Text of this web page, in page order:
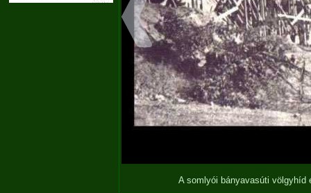
A somlyói bányavasúti völgyhíd